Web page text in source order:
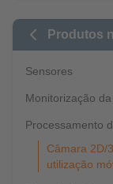
Produtos
Sensores
Monitorização
Processamento
Câmara 2D/
utilização